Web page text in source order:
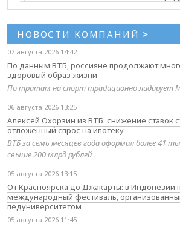
НОВОСТИ КОМПАНИЙ >
07 августа 2026 14:42
По данным ВТБ, россияне продолжают
здоровый образ жизни
По тратам на спорт традиционно лидирует
06 августа 2026 13:25
Алексей Охорзин из ВТБ: снижение ставок
отложенный спрос на ипотеку
ВТБ за семь месяцев года оформил более 41
свыше 200 млрд рублей
05 августа 2026 13:15
От Красноярска до Джакарты: в Индонезии
международный фестиваль,
педуниверситетом
05 августа 2026 11:45